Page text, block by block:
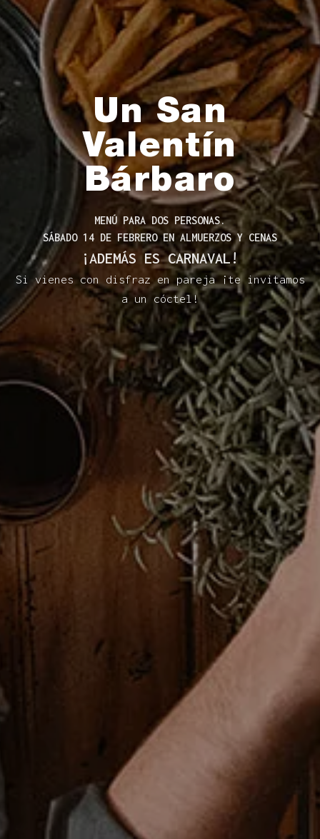
Un San
Valentín
Bárbaro
MENÚ PARA DOS PERSONAS.
SÁBADO 14 DE FEBRERO EN ALMUERZOS Y CENAS
¡ADEMÁS ES CARNAVAL!
Si vienes con disfraz en pareja ¡te invitamos
a un cóctel!